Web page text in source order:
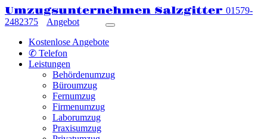
Umzugsunternehmen Salzgitter 01579-
2482375
Angebot
Kostenlose Angebote
✆ Telefon
Leistungen
Behördenumzug
Büroumzug
Fernumzug
Firmenumzug
Laborumzug
Praxisumzug